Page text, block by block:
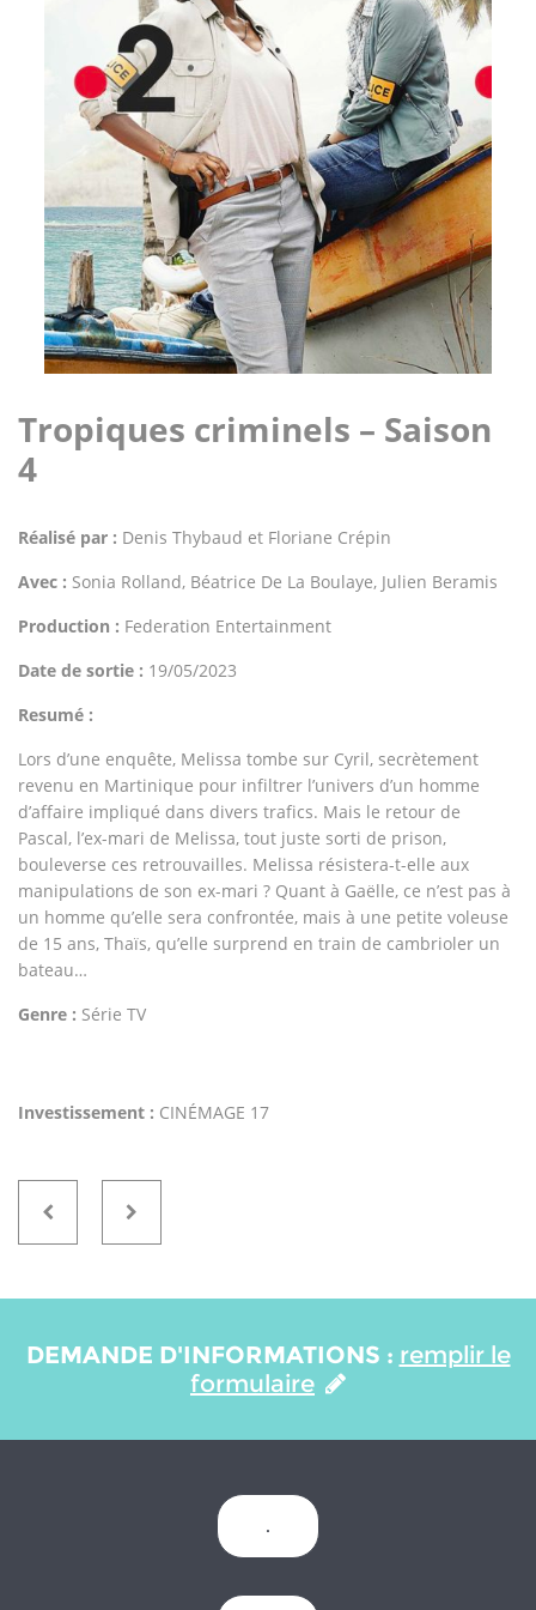
Tropiques criminels – Saison
4
Réalisé par : Denis Thybaud et Floriane Crépin
Avec : Sonia Rolland, Béatrice De La Boulaye, Julien Beramis
Production : Federation Entertainment
Date de sortie : 19/05/2023
Resumé :
Lors d’une enquête, Melissa tombe sur Cyril, secrètement
revenu en Martinique pour infiltrer l’univers d’un homme
d’affaire impliqué dans divers trafics. Mais le retour de
Pascal, l’ex-mari de Melissa, tout juste sorti de prison,
bouleverse ces retrouvailles. Melissa résistera-t-elle aux
manipulations de son ex-mari ? Quant à Gaëlle, ce n’est pas à
un homme qu’elle sera confrontée, mais à une petite voleuse
de 15 ans, Thaïs, qu’elle surprend en train de cambrioler un
bateau…
Genre : Série TV
Investissement : CINÉMAGE 17
DEMANDE D'INFORMATIONS : remplir le
formulaire
.